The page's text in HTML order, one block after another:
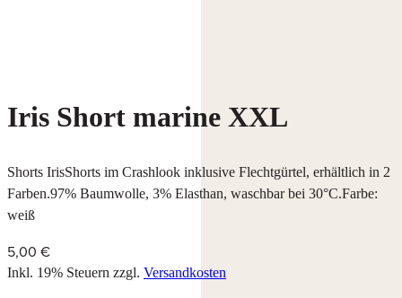
Iris Short marine XXL
Shorts IrisShorts im Crashlook inklusive Flechtgürtel, erhältlich in 2
Farben.97% Baumwolle, 3% Elasthan, waschbar bei 30°C.Farbe:
weiß
5,00 €
Inkl. 19% Steuern zzgl. Versandkosten